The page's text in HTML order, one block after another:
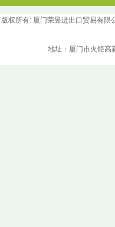
版权所有: 厦门荣昱进出口贸易有
地址：厦门市火炬